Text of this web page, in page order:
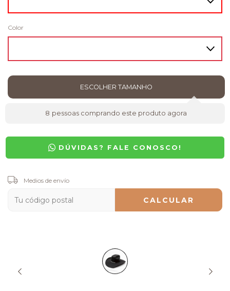
Color
8 pessoas comprando este produto agora
DÚVIDAS? FALE CONOSCO!
Entregas para el CP:
Medios de envío
CALCULAR